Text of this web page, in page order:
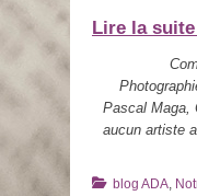
Lire la
Pascal Maga,
aucun artiste
Catégories
blog ADA,